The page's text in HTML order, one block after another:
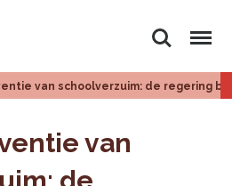
Zoeken Menu
van schoolverzuim: de regering
van